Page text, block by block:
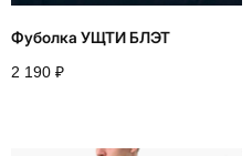
Фуболка УЩТИ БЛЭТ
2 190 ₽